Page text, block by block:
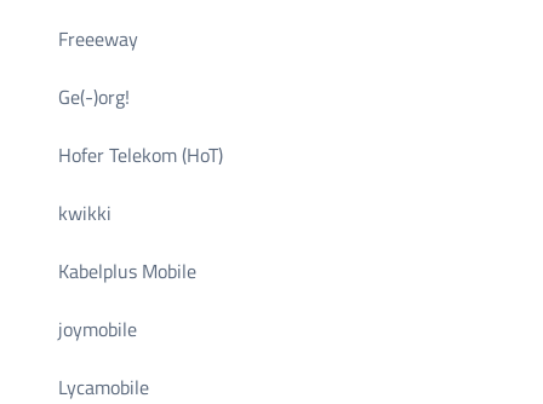
Freeeway
Ge(-)org!
Hofer Telekom (HoT)
kwikki
Kabelplus Mobile
joymobile
Lycamobile